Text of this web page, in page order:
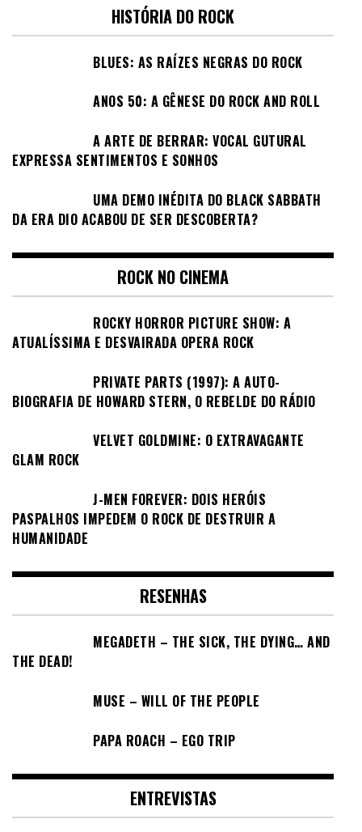
HISTÓRIA DO ROCK
BLUES: AS RAÍZES NEGRAS DO ROCK
ANOS 50: A GÊNESE DO ROCK AND ROLL
A ARTE DE BERRAR: VOCAL GUTURAL
EXPRESSA SENTIMENTOS E SONHOS
UMA DEMO INÉDITA DO BLACK SABBATH
DA ERA DIO ACABOU DE SER DESCOBERTA?
ROCK NO CINEMA
ROCKY HORROR PICTURE SHOW: A
ATUALÍSSIMA E DESVAIRADA OPERA ROCK
PRIVATE PARTS (1997): A AUTO-
BIOGRAFIA DE HOWARD STERN, O REBELDE DO RÁDIO
VELVET GOLDMINE: O EXTRAVAGANTE
GLAM ROCK
J-MEN FOREVER: DOIS HERÓIS
PASPALHOS IMPEDEM O ROCK DE DESTRUIR A
HUMANIDADE
RESENHAS
MEGADETH – THE SICK, THE DYING… AND
THE DEAD!
MUSE – WILL OF THE PEOPLE
PAPA ROACH – EGO TRIP
ENTREVISTAS